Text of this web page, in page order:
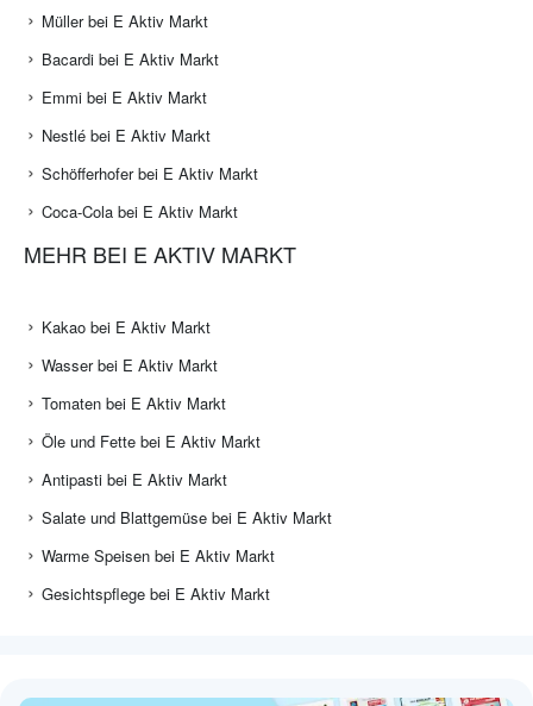
Müller bei E Aktiv Markt
Bacardi bei E Aktiv Markt
Emmi bei E Aktiv Markt
Nestlé bei E Aktiv Markt
Schöfferhofer bei E Aktiv Markt
Coca-Cola bei E Aktiv Markt
MEHR BEI E AKTIV MARKT
Kakao bei E Aktiv Markt
Wasser bei E Aktiv Markt
Tomaten bei E Aktiv Markt
Öle und Fette bei E Aktiv Markt
Antipasti bei E Aktiv Markt
Salate und Blattgemüse bei E Aktiv Markt
Warme Speisen bei E Aktiv Markt
Gesichtspflege bei E Aktiv Markt